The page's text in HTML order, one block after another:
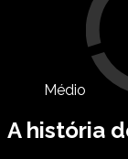
Médio
A história